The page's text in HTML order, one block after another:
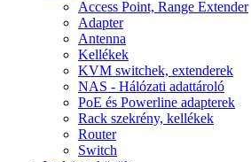
Access Point, Range Extender
Adapter
Antenna
Kellékek
KVM switchek, extenderek
NAS - Hálózati adattároló
PoE és Powerline adapterek
Rack szekrény, kellékek
Router
Switch